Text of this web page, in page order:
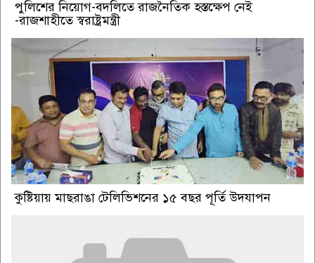
পুলিশের নিয়োগ-বদলিতে রাজনৈতিক হস্তক্ষেপ নেই
-রাজশাহীতে স্বরাষ্ট্রমন্ত্রী
কুষ্টিয়ায় মাছরাঙা টেলিভিশনের ১৫ বছর পূর্তি উদযাপন